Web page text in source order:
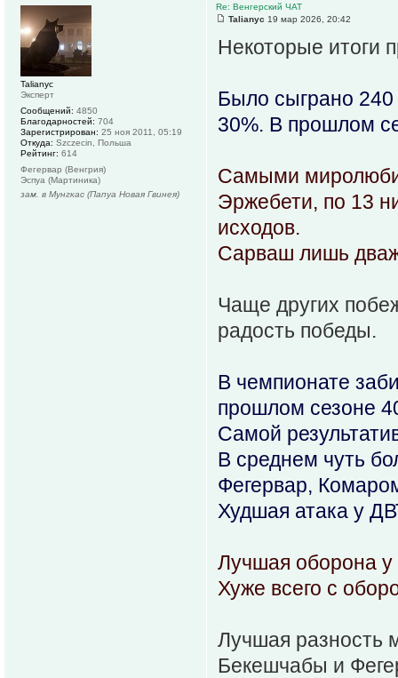
Re: Венгерский ЧАТ
Talianyc 19 мар 2026, 20:42
Некоторые итоги
Было сыграно
30%. В прошлом
Самыми
Эржебети, по 13
исходов.
Сарваш лишь
Чаще других
радость победы.
В чемпионате
прошлом сезоне
Самой
В среднем чуть
Фегервар,
Худшая атака у
Лучшая оборона
Хуже всего с
Лучшая разность
Бекешчабы и
Talianyc
Эксперт
Сообщений: 4850
Благодарностей: 704
Зарегистрирован: 25 ноя 2011, 05:19
Откуда: Szczecin, Польша
Рейтинг: 614
Фегервар (Венгрия)
Эспуа (Мартиника)
зам. в Мунгкас (Папуа Новая Гвинея)